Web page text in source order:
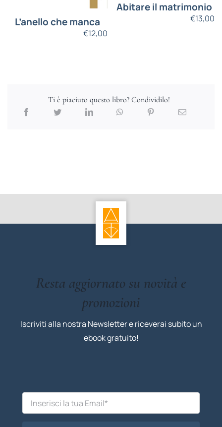
L’anello che manca
€12,00
Abitare il matrimonio
€13,00
Ti è piaciuto questo libro? Condividilo!
Resta aggiornato su novità e
promozioni
Iscriviti alla nostra Newsletter e riceverai subito un
ebook gratuito!